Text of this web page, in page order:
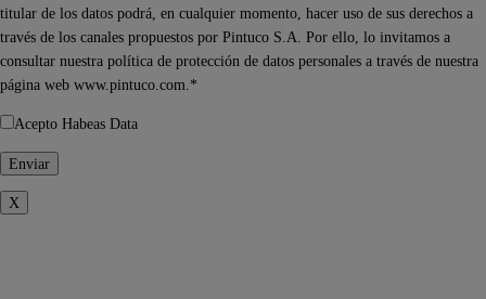
titular de los datos podrá, en cualquier momento, hacer uso de sus derechos a
través de los canales propuestos por Pintuco S.A. Por ello, lo invitamos a
consultar nuestra política de protección de datos personales a través de nuestra
página web www.pintuco.com.*
Acepto Habeas Data
X